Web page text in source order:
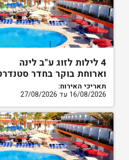
4 לילות לזוג ע"ב לינה
וארוחת בוקר בחדר
תאריכי האירוח:
16/08/2026 עד 27/08/2026